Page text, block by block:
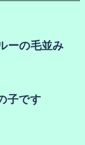
ーの毛並み
子です